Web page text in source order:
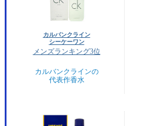
カルバンクライン
シーケーワン
メンズランキング3位
カルバンクラインの
代表作香水